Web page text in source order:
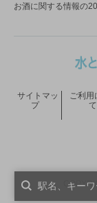
お酒に関する情報の
サイトマッ
プ
ご利用
て